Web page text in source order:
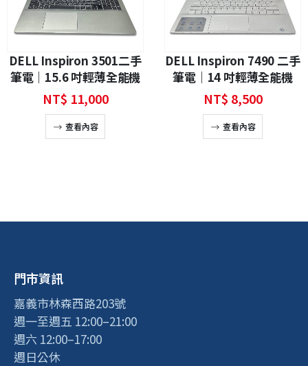
DELL Inspiron 3501二手
筆電｜15.6 吋輕薄全能機
NT$ 11,000
查看內容
DELL Inspiron 7490 二手
筆電｜14 吋輕薄全能機
NT$ 8,500
查看內容
門市資訊
嘉義市林森西路203號
週一至週五 12:00–21:00
週六 12:00–17:00
週日公休